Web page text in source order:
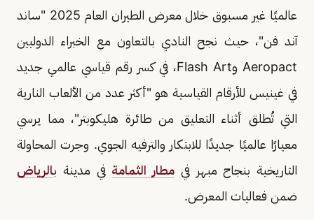
عالميًا غير مسبوق خلال معرض الطيران العام 2025 "ساند
آند فن"، حيث نجح النادي بالتعاون مع الخبراء الدوليين
Aeropact وFlash Art، في كسر رقم قياسي عالمي جديد
في غينيس للأرقام القياسية هو "أكثر عدد من الألعاب النارية
التي تُطلق أثناء التعليق من طائرة هليكوبتر"، مما يرسي
معيارًا عالميًا جديدًا للابتكار والترفيه الجوي. وجرت المحاولة
التاريخية بنجاح مبهر في مطار الثمامة في مدينة بالرياض
ضمن فعاليات المعرض.